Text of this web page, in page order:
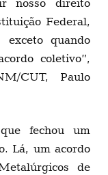
Federal,
quando
coletivo”,
CUT, Paulo
fechou um
Lá, um acordo
de